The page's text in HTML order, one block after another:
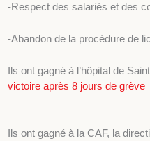
-Respect des salariés et des
-Abandon de la procédure de
Ils ont gagné à l’hôpital de
victoire après 8 jours de grève
Ils ont gagné à la CAF, la